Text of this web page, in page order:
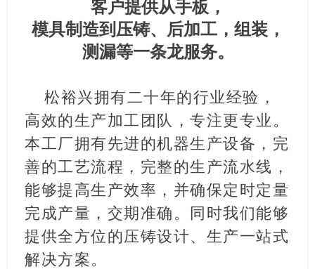
客户提供从手板，
模具制造到压铸、后加工，组装，
测漏等一条龙服务。
松裕兴拥有二十年的行业经验，
高效的生产加工团队，专注更专业。
本工厂拥有先进的机器生产设备，完
善的工艺流程，完整的生产流水线，
能够提高生产效率，并确保定时定量
完成产量，交期准确。同时我们能够
提供全方位的压铸设计、生产一站式
解决方案。